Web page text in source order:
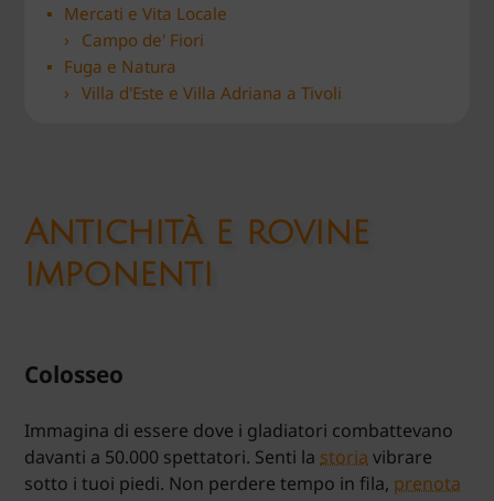
Mercati e Vita Locale
Campo de' Fiori
Fuga e Natura
Villa d'Este e Villa Adriana a Tivoli
Antichità e rovine
imponenti
Colosseo
Immagina di essere dove i gladiatori combattevano
davanti a 50.000 spettatori. Senti la storia vibrare
sotto i tuoi piedi. Non perdere tempo in fila, prenota